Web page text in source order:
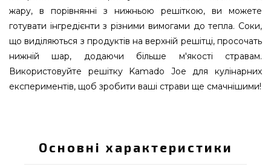
жару, в порівнянні з нижньою решіткою, ви можете
готувати інгредієнти з різними вимогами до тепла. Соки,
що виділяються з продуктів на верхній решітці, просочать
нижній шар, додаючи більше м'якості стравам.
Використовуйте решітку Kamado Joe для кулінарних
експериментів, щоб зробити ваші страви ще смачнішими!
популярного бренду Kamado Joe за кращою
вартістю всего 3 790 грн. в онлайн магазині
Основні характеристики